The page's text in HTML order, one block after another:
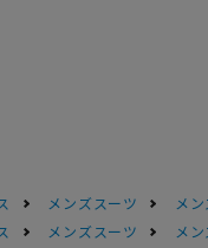
メンズスーツ
メ
メンズスーツ
メ